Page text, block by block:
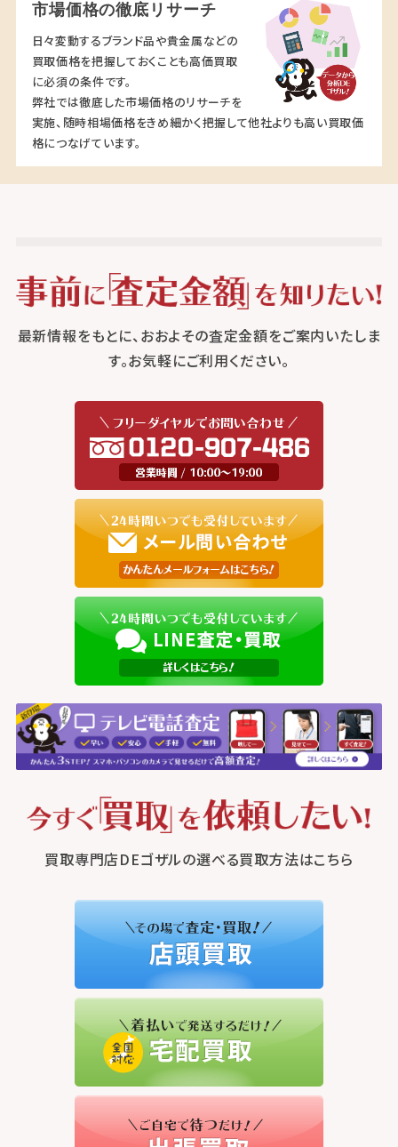
市場価格の徹底リサーチ
日々変動するブランド品や貴金属などの
買取価格を把握しておくことも高価買取
に必須の条件です。
弊社では徹底した市場価格のリサーチを
実施、随時相場価格をきめ細かく把握して他社よりも高い買取価
格につなげています。
最新情報をもとに、おおよその査定金額をご案内いたしま
す。お気軽にご利用ください。
買取専門店DEゴザルの選べる買取方法はこちら